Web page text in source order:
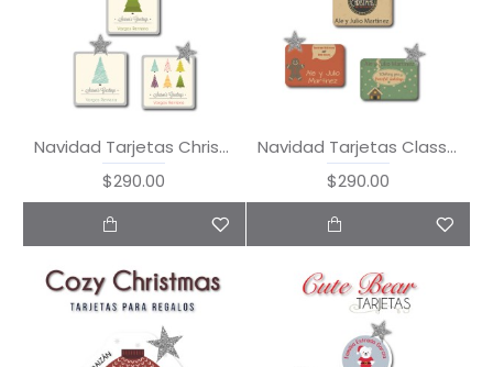
Navidad Tarjetas Christmas Tree
$290.00
Navidad Tarjetas Classic Xmas
$290.00